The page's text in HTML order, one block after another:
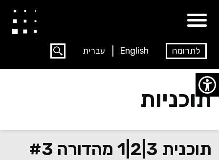
לתרומה English עברית
תוכניות
תוכנית 3|2|1 מהדורה #3